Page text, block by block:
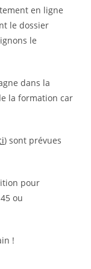
en ligne
le dossier
le
dans la
la formation car
) sont prévues
pour
ou
!